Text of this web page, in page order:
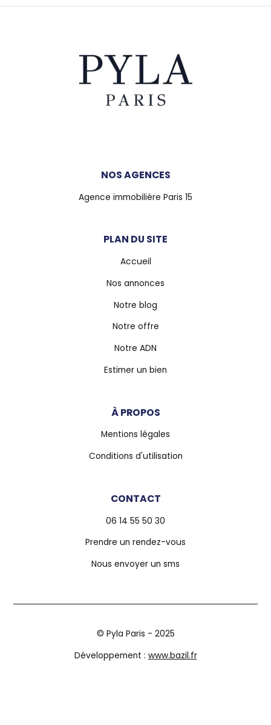
NOS AGENCES
Agence immobilière Paris 15
PLAN DU SITE
Accueil
Nos annonces
Notre blog
Notre offre
Notre ADN
Estimer un bien
À PROPOS
Mentions légales
Conditions d'utilisation
CONTACT
06 14 55 50 30
Prendre un rendez-vous
Nous envoyer un sms
© Pyla Paris - 2025
Développement : www.bazil.fr